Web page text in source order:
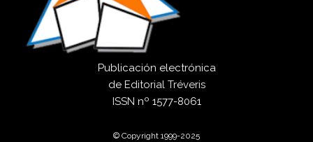
Publicación electrónica
de Editorial Tréveris
ISSN nº 1577-8061
© Copyright 1999-2025